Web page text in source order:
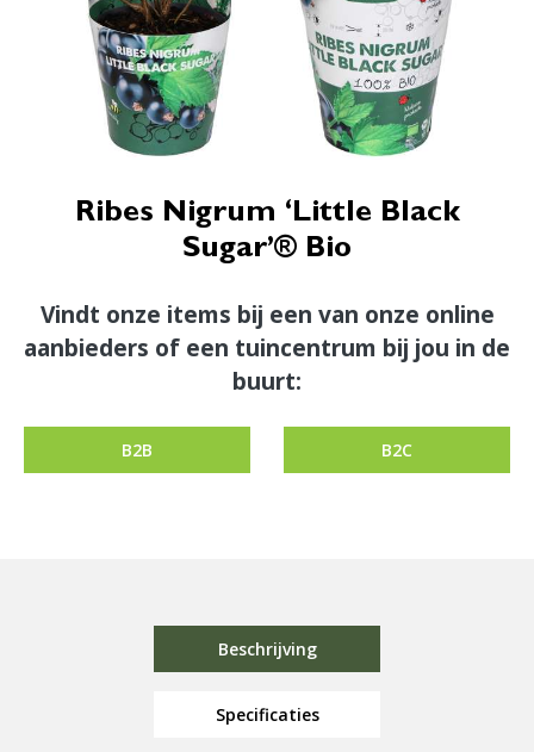
Ribes Nigrum ‘Little Black
Sugar’® Bio
Vindt onze items bij een van onze online
aanbieders of een tuincentrum bij jou in de
buurt:
B2B B2C
Beschrijving
Specificaties